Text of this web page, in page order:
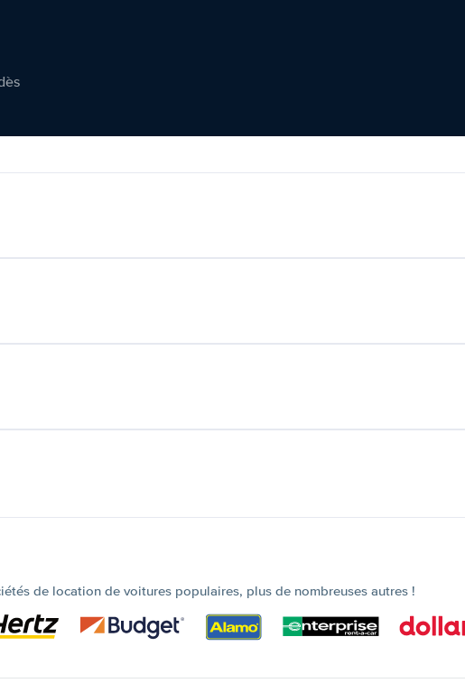
de location de voitures populaires, plus de nombreuses autres !